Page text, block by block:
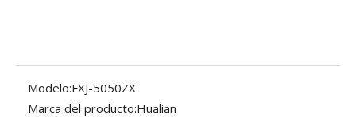
Modelo:FXJ-5050ZX
Marca del producto:Hualian